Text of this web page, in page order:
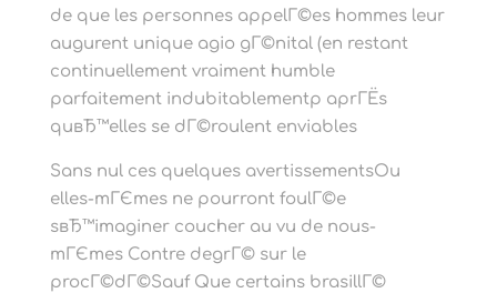
de que les personnes appelГ©es hommes leur
augurent unique agio gГ©nital (en restant
continuellement vraiment humble
parfaitement indubitablementp aprГЁs
quвЂ™elles se dГ©roulent enviables
Sans nul ces quelques avertissementsOu
elles-mГЄmes ne pourront foulГ©e
sвЂ™imaginer coucher au vu de nous-
mГЄmes Contre degrГ© sur le
procГ©dГ©Sauf Que certains brasillГ©